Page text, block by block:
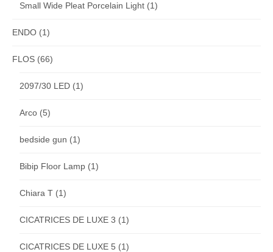
Small Wide Pleat Porcelain Light (1)
ENDO (1)
FLOS (66)
2097/30 LED (1)
Arco (5)
bedside gun (1)
Bibip Floor Lamp (1)
Chiara T (1)
CICATRICES DE LUXE 3 (1)
CICATRICES DE LUXE 5 (1)